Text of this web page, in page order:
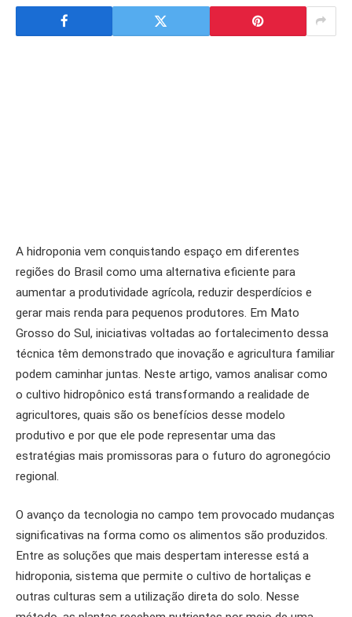
A hidroponia vem conquistando espaço em diferentes
regiões do Brasil como uma alternativa eficiente para
aumentar a produtividade agrícola, reduzir desperdícios e
gerar mais renda para pequenos produtores. Em Mato
Grosso do Sul, iniciativas voltadas ao fortalecimento dessa
técnica têm demonstrado que inovação e agricultura familiar
podem caminhar juntas. Neste artigo, vamos analisar como
o cultivo hidropônico está transformando a realidade de
agricultores, quais são os benefícios desse modelo
produtivo e por que ele pode representar uma das
estratégias mais promissoras para o futuro do agronegócio
regional.
O avanço da tecnologia no campo tem provocado mudanças
significativas na forma como os alimentos são produzidos.
Entre as soluções que mais despertam interesse está a
hidroponia, sistema que permite o cultivo de hortaliças e
outras culturas sem a utilização direta do solo. Nesse